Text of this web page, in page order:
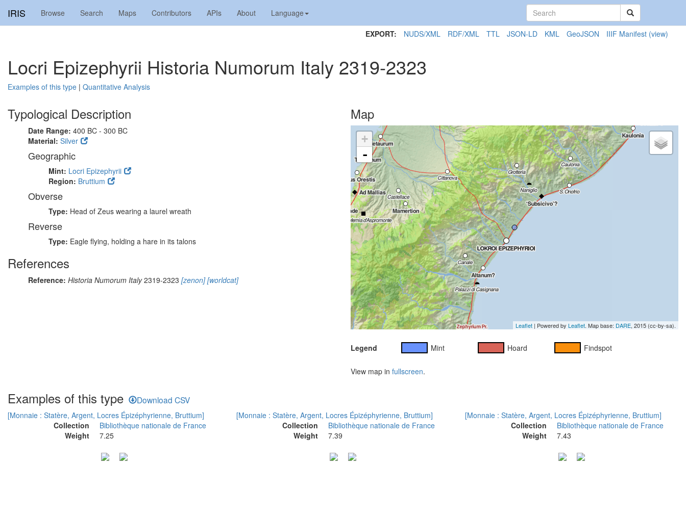
IRIS Browse Search Maps Contributors APIs About Language
EXPORT: NUDS/XML RDF/XML TTL JSON-LD KML GeoJSON IIIF Manifest (view)
Locri Epizephyrii Historia Numorum Italy 2319-2323
Examples of this type | Quantitative Analysis
Typological Description
Date Range: 400 BC - 300 BC
Material: Silver
Geographic
Mint: Locri Epizephyrii
Region: Bruttium
Obverse
Type: Head of Zeus wearing a laurel wreath
Reverse
Type: Eagle flying, holding a hare in its talons
References
Reference: Historia Numorum Italy2319-2323 [zenon][worldcat]
Map
+
-
Leaflet | Powered by Leaflet. Map base: DARE, 2015 (cc-by-sa).
Legend Mint Hoard Findspot
View map in fullscreen.
Examples of this type Download CSV
[Monnaie : Statère, Argent, Locres Épizéphyrienne, Bruttium]
Collection
Bibliothèque nationale de France
Weight
7.25
[Monnaie : Statère, Argent, Locres Épizéphyrienne, Bruttium]
Collection
Bibliothèque nationale de France
Weight
7.39
[Monnaie : Statère, Argent, Locres Épizéphyrienne, Bruttium]
Collection
Bibliothèque nationale de France
Weight
7.43